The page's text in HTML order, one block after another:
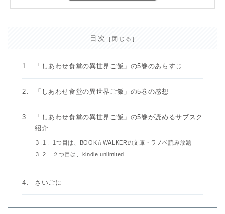
目次
「しあわせ食堂の異世界ご飯」の5巻のあらすじ
「しあわせ食堂の異世界ご飯」の5巻の感想
「しあわせ食堂の異世界ご飯」の5巻が読めるサブスク
紹介
1つ目は、BOOK☆WALKERの文庫・ラノベ読み放題
２つ目は、kindle unlimited
さいごに